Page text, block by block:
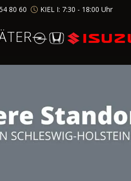
80 60 KIEL I: 7:30 - 18:00 Uhr